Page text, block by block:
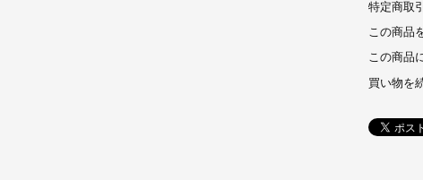
特定商取
この商品
この商品
買い物を